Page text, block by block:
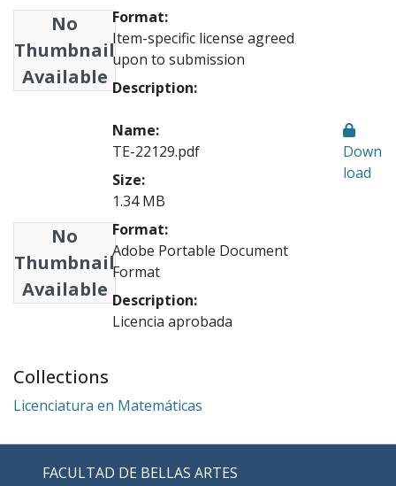
No
Thumbnail
Available
Format:
Item-specific license agreed
upon to submission
Description:
No
Thumbnail
Available
Name:
TE-22129.pdf
Size:
1.34 MB
Format:
Adobe Portable Document
Format
Description:
Licencia aprobada
Down
load
Collections
Licenciatura en Matemáticas
FACULTAD DE BELLAS ARTES